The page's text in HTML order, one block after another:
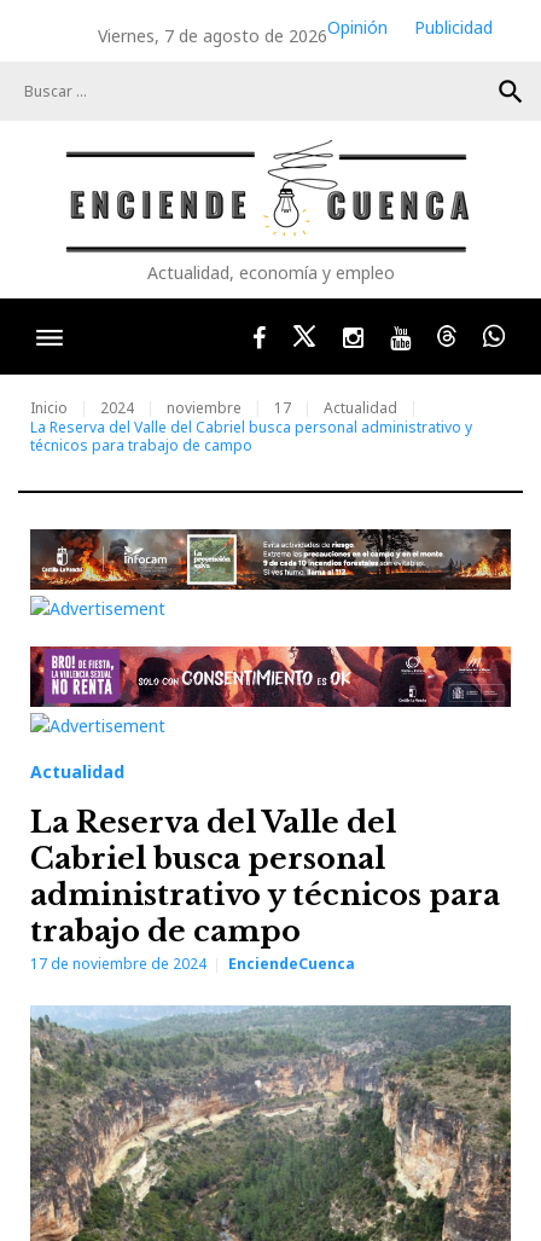
Viernes, 7 de agosto de 2026Opinión
Publicidad
search
Actualidad, economía y empleo
FacebookTwitterInstagram
YoutubeThreads
Inicio 2024 noviembre 17
Actualidad
La Reserva del Valle del Cabriel busca personal administrativo y
técnicos para trabajo de campo
Actualidad
La Reserva del Valle del
Cabriel busca personal
administrativo y técnicos para
trabajo de campo
17 de noviembre de 2024 EnciendeCuenca